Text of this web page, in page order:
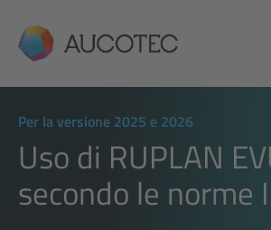
AUCOTEC
Per la versione 2025 e 2026
Uso di RUPLAN
secondo le norme